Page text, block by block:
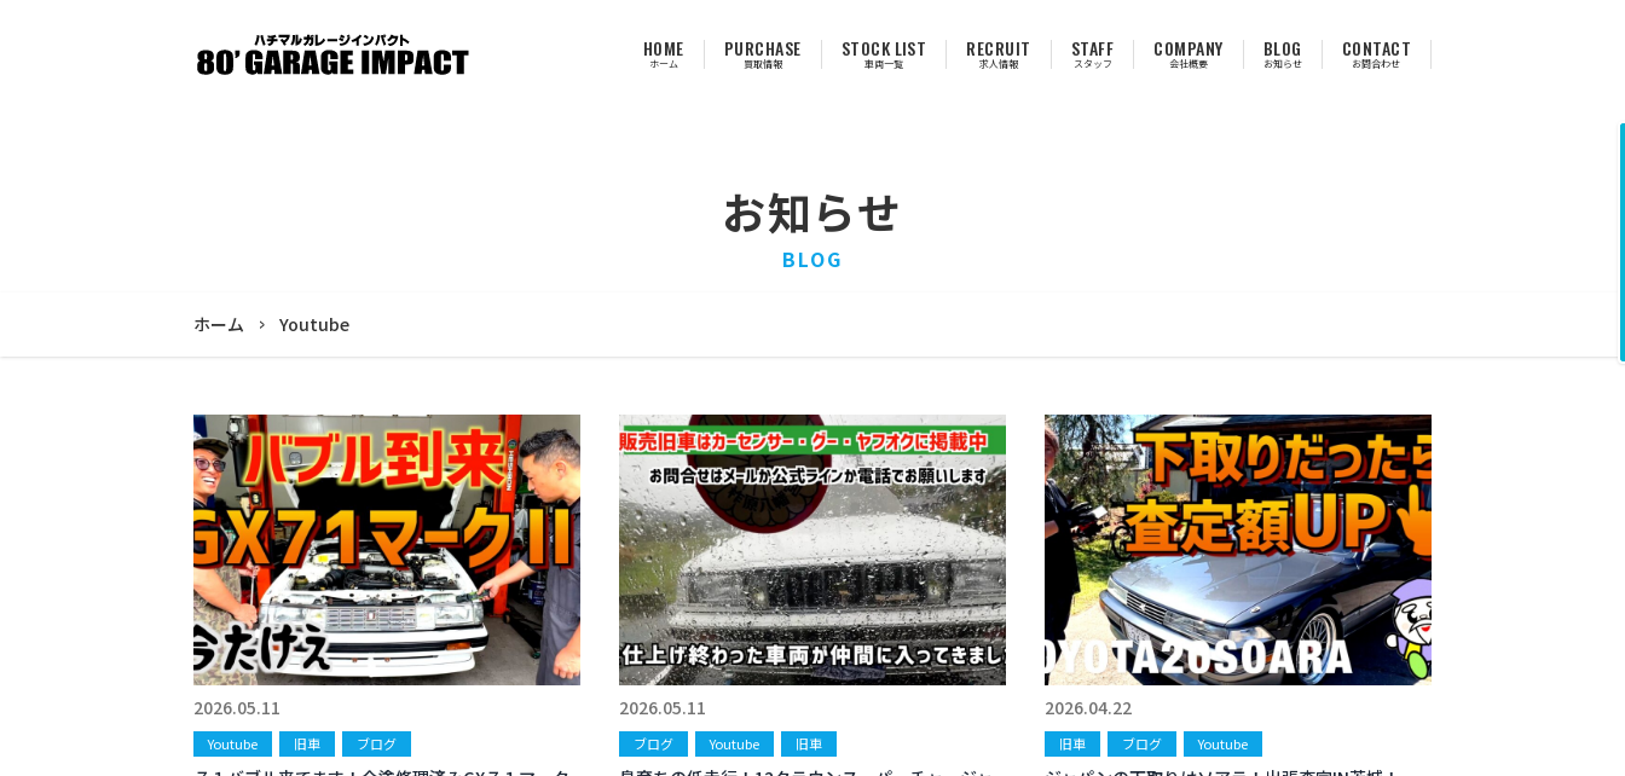
HOME
ホーム
PURCHASE
買取情報
STOCK LIST
車両一覧
RECRUIT
求人情報
STAFF
スタッフ
COMPANY
会社概要
BLOG
お知らせ
CONTACT
お問合わせ
お知らせ
BLOG
ホーム Youtube
2026.05.11
Youtube 旧車 ブログ
2026.05.11
ブログ Youtube 旧車
2026.04.22
旧車 ブログ Youtube